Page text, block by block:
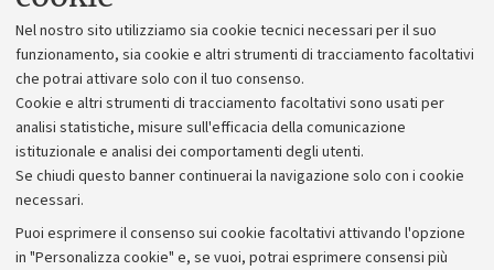
Nel nostro sito utilizziamo sia cookie tecnici necessari per il suo
funzionamento, sia cookie e altri strumenti di tracciamento facoltativi
che potrai attivare solo con il tuo consenso.
Cookie e altri strumenti di tracciamento facoltativi sono usati per
analisi statistiche, misure sull'efficacia della comunicazione
istituzionale e analisi dei comportamenti degli utenti.
Se chiudi questo banner continuerai la navigazione solo con i cookie
necessari.
Puoi esprimere il consenso sui cookie facoltativi attivando l'opzione
in "Personalizza cookie" e, se vuoi, potrai esprimere consensi più
melanopyga, M. pilidens, M. rotundata, M. sculpturalis, M.
willughbiella
In luglio le abbiamo incontrate su:Cynara cardunculus,
Melissa officinalis, Datura innoxia, Lavandula angustifolia,
Lathyrus latifolius